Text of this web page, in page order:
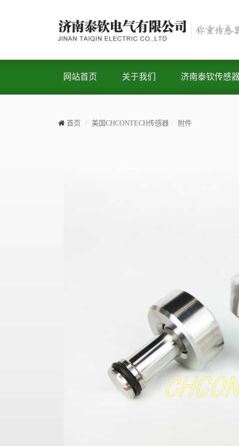
网站首页 关于我们 济南泰钦传感器
首页 美国CHCONTECH传感器 附件